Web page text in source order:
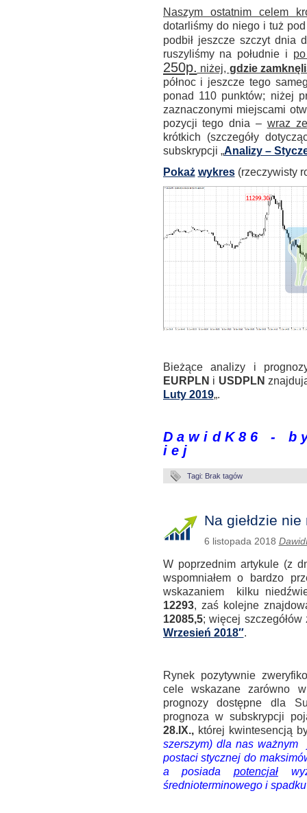
Naszym ostatnim celem
dotarliśmy do niego i tuż
podbił jeszcze szczyt dnia
ruszyliśmy na południe i
250p. niżej, gdzie
północ i jeszcze tego
ponad 110 punktów; niżej
zaznaczonymi miejscami
pozycji tego dnia – wraz
krótkich (szczegóły
subskrypcji „Analizy –
Pokaż wykres(rzeczywisty
Bieżące analizy i
EURPLN i USDPLN
Luty 2019„.
D a w i d K 8 6 - b
i e j
Tagi: Brak tagów
Na giełdzie
6 listopada 2018
W poprzednim artykule (z
wspomniałem o bardzo
wskazaniem kilku
12293, zaś kolejne
12085,5; więcej
Wrzesień 2018″.
Rynek pozytywnie
cele wskazane zarówno
prognozy dostępne dla
prognoza w subskrypcji
28.IX., której kwintesencją
szerszym) dla nas
postaci stycznej do
a posiada potencjał
średnioterminowego i